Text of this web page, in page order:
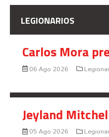
LEGIONARIOS
Carlos Mora
06 Ago 2026
Jeyland
05 Ago 2026